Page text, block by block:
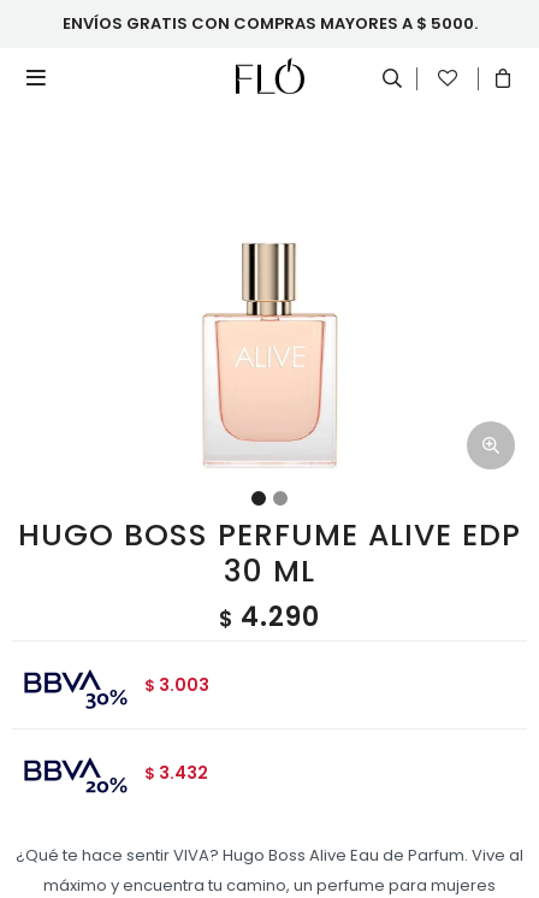
ENVÍOS GRATIS CON COMPRAS MAYORES A $ 5000.

HUGO BOSS PERFUME ALIVE EDP
30 ML
$ 4.290
$ 3.003
$ 3.432
¿Qué te hace sentir VIVA? Hugo Boss Alive Eau de Parfum. Vive al
máximo y encuentra tu camino, un perfume para mujeres